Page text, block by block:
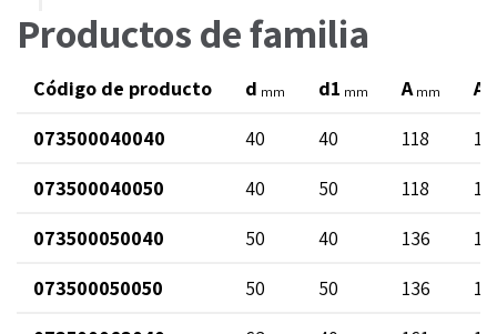
Productos de familia
Código de producto d mm d1 mm A mm
A1
073500040040
40 40 118
073500040050
40 50 118
073500050040
50 40 136
073500050050
50 50 136